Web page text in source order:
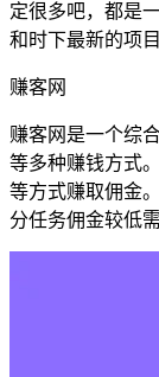
定很多吧，都是
和时下最新的项
赚客网
赚客网是一个综
等多种赚钱方式
等方式赚取佣金
分任务佣金较低